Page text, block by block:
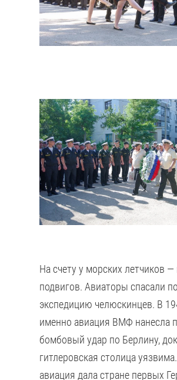
На счету у морских летчиков
подвигов. Авиаторы спасали
экспедицию челюскинцев. В
именно авиация ВМФ нанесла
бомбовый удар по Берлину,
гитлеровская столица
авиация дала стране первых